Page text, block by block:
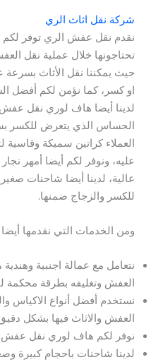
شركة نقل اثاث الري
نقدم نقل عفش الري توفر لكم
تحتاجونها خلال عملية نقل
حيث يمكننا نقل الأثاث
او كسر، كما نؤمن لكم أفضل
لدينا أيضا هاف لوري نقل
الحساس الذي يتعرض للكسر
العملاء كراتين سميكة
عليه، ونوفر لكم أيضا أمهر
عالية، لدينا أيضا شاحنات
للكسر والزجاج ضمنها.
ومن الخدمات التي نقدمها أيضا
نتعامل مع عمالة اجنبية
العفش وتغليفه بطرقة محكمة
نستخدم أفضل أنواع الاكياس
العفش والاثاث فيها بشكل
نوفر لكم هاف لوري نقل
لدينا شاحنات باحجام كبيرة